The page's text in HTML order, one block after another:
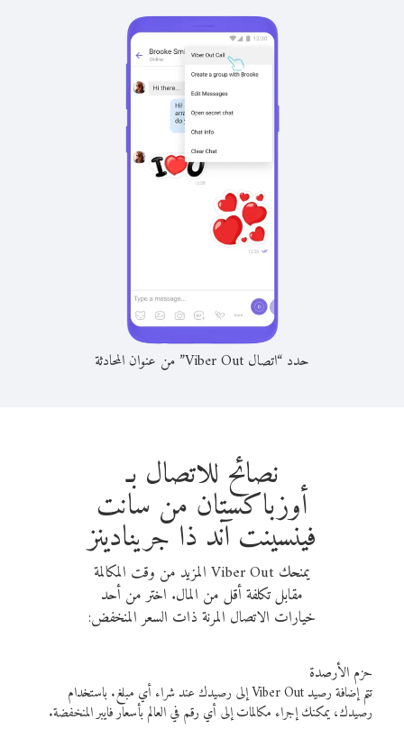
حدد “اتصال Viber Out” من عنوان المحادثة
نصائح للاتصال بـ
أوزباكستان من سانت
فينسينت آند ذا جرينادينز
يمنحك Viber Out المزيد من وقت المكالمة
مقابل تكلفة أقل من المال. اختر من أحد
خيارات الاتصال المرنة ذات السعر المنخفض:
حزم الأرصدة
تتم إضافة رصيد Viber Out إلى رصيدك عند شراء أي مبلغ. باستخدام
رصيدك، يمكنك إجراء مكالمات إلى أي رقم في العالم بأسعار فايبر المنخفضة.